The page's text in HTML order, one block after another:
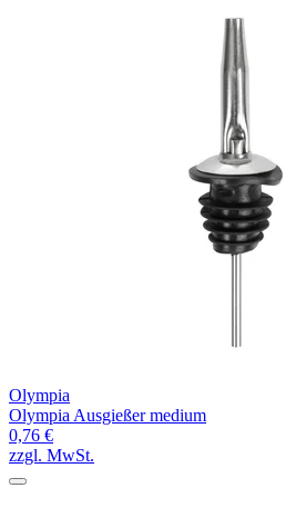
Olympia
Olympia Ausgießer medium
0,76 €
zzgl. MwSt.